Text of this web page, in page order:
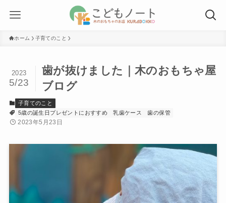
ホーム 子育てのこと
歯が抜けました｜木のおもちゃ屋
ブログ
2023
5/23
子育てのこと
5歳の誕生日プレゼントにおすすめ
乳歯ケース 歯の保管
2023年5月23日